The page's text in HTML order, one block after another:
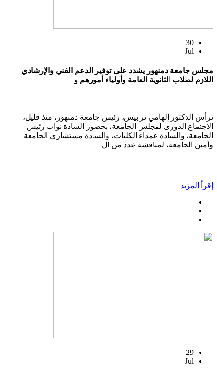
30
Jul
مجلس جامعة دمنهور يشدد على توفير الدعم الفني والإرشادي
اللازم لطلاب الثانوية العامة وأولياء أمورهم و
ترأس الدكتور إلهامي ترابيس، رئيس جامعة دمنهور، منذ قليل،
الاجتماع الدورى لمجلس الجامعة، بحضور السادة نواب رئيس
الجامعة، والسادة عمداء الكليات، والسادة مستشاري الجامعة
وأمين الجامعة، لمناقشة عدد من ال
إقرأ المزيد
29
Jul